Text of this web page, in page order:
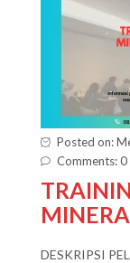
Posted on:
Comments: 0
DESKRIPSI